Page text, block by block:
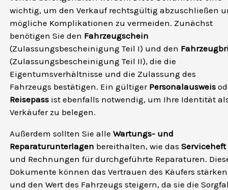
wichtig, um den Verkauf rechtsgültig abzuschließen
mögliche Komplikationen zu vermeiden. Zunächst
benötigen Sie den Fahrzeugschein
(Zulassungsbescheinigung Teil I) und den
(Zulassungsbescheinigung Teil II), die die
Eigentumsverhältnisse und die Zulassung des
Fahrzeugs bestätigen. Ein gültiger Personalausweis
Reisepass ist ebenfalls notwendig, um Ihre Identität
Verkäufer zu belegen.
Außerdem sollten Sie alle Wartungs- und
Reparaturunterlagen bereithalten, wie das Serviceheft
und Rechnungen für durchgeführte Reparaturen.
Dokumente können das Vertrauen des Käufers stärken
und den Wert des Fahrzeugs steigern, da sie die